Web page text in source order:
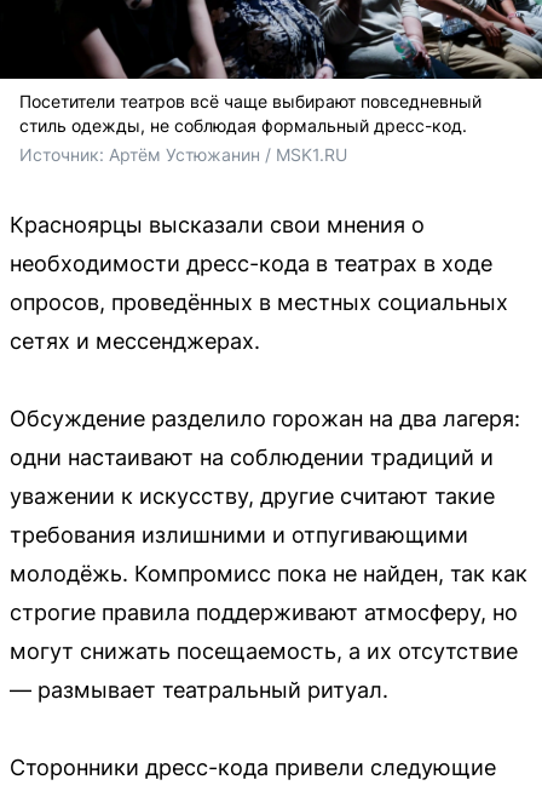
Посетители театров всё чаще выбирают повседневный
стиль одежды, не соблюдая формальный дресс-код.
Источник: Артём Устюжанин / MSK1.RU
Красноярцы высказали свои мнения о
необходимости дресс-кода в театрах в ходе
опросов, проведённых в местных социальных
сетях и мессенджерах.
Обсуждение разделило горожан на два лагеря:
одни настаивают на соблюдении традиций и
уважении к искусству, другие считают такие
требования излишними и отпугивающими
молодёжь. Компромисс пока не найден, так как
строгие правила поддерживают атмосферу, но
могут снижать посещаемость, а их отсутствие
— размывает театральный ритуал.
Сторонники дресс-кода привели следующие